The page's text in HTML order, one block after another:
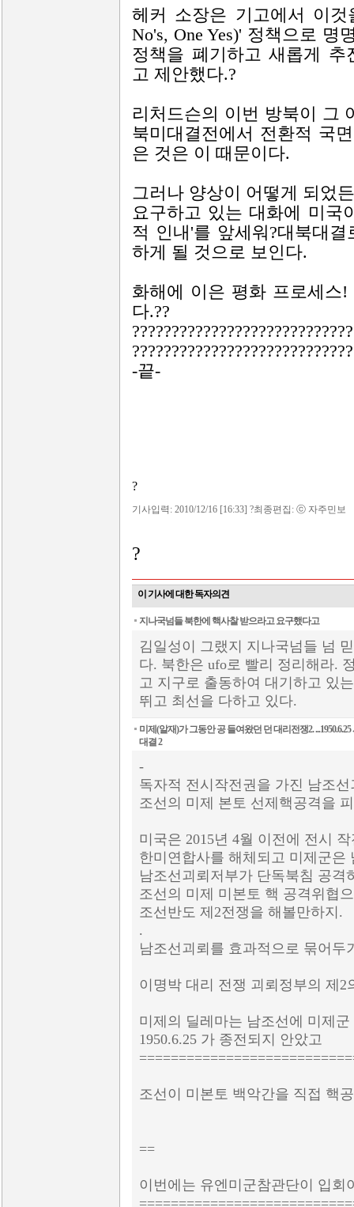
헤커 소장은 기고에서 이
No's, One Yes)' 정책으로
정책을 폐기하고 새롭게 추
고 제안했다.?
리처드슨의 이번 방북이 그
북미대결전에서 전환적 국
은 것은 이 때문이다.
그러나 양상이 어떻게 되었
요구하고 있는 대화에 미국
적 인내'를 앞세워?대북대
하게 될 것으로 보인다.
화해에 이은 평화 프로세스
다.??
-끝-
?
기사입력: 2010/12/16 [16:33] ?최종편집: ⓒ 자주민보
?
이 기사에 대한 독자의견
지나국넘들 북한에 핵사찰 받으라고 요구했다고
김일성이 그랬지 지나국넘들 넘
다. 북한은 ufo로 빨리 정리해라.
고 지구로 출동하여 대기하고 있
뛰고 최선을 다하고 있다.
미제(알재)가 그동안 공 들여왔던 던 대리전쟁2.
대결 2
-
독자적 전시작전권을 가진 남조
조선의 미제 본토 선제핵공격을
미국은 2015년 4월 이전에 전시
한미연합사를 해체되고 미제군은
남조선괴뢰저부가 단독북침 공격
조선의 미제 미본토 핵 공격위협
조선반도 제2전쟁을 해볼만하지.
.
남조선괴뢰를 효과적으로 묶어두
이명박 대리 전쟁 괴뢰정부의 제
미제의 딜레마는 남조선에 미제
1950.6.25 가 종전되지 안았고
조선이 미본토 백악간을 직접 핵
==
이번에는 유엔미군참관단이 입